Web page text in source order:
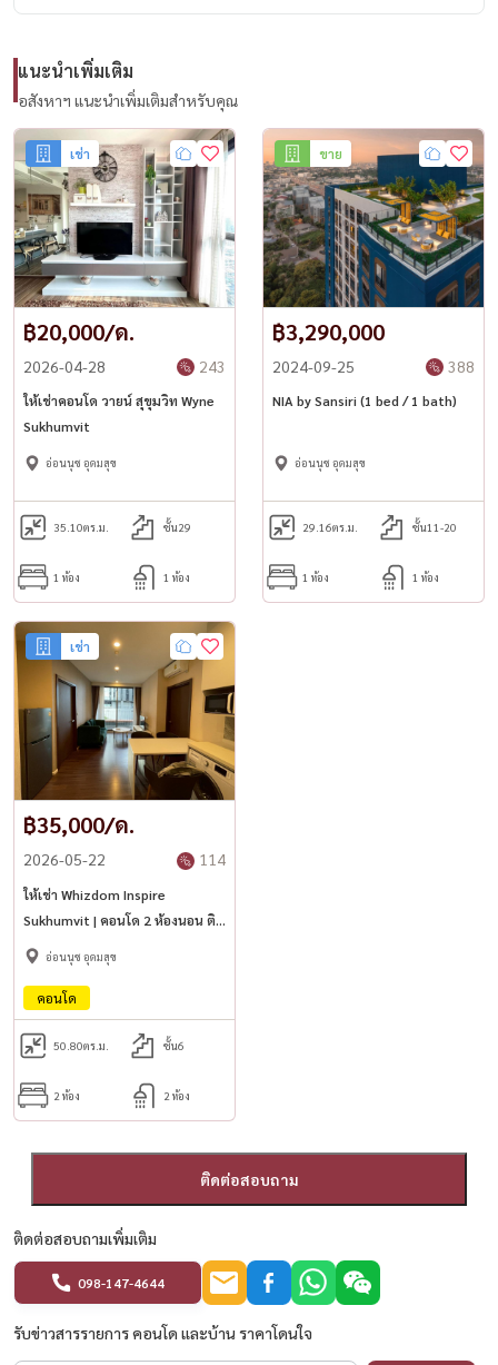
สถานที่ใกล้เคียง
• BTS ปุณณวิถี
• MRT สวนหลวง ร.9
• True Digital Park
• ซีคอนสแควร์ ศรีนครินทร์
• พาราไดซ์ พาร์ค
• เซ็นทรัล บางนา
• 7-Eleven
━━━━━━━━━━━━━━
📞 นัดชมบ้านส่วนตัว (Private Viewing)
📞 Call / WhatsApp : +66 (0)90-993-5832
💬 Line : @housewa
✉️ Email :namthip@housewathailand.com
🌐 Website : housewathailand.com
Housewa Thailand
Where Your Dream Home Awaits
#บ้านเช่าอุดมสุข #บ้านเช่าปุณณวิถี #PetFriendlyHouse #ทาวน์โฮมให้
เช่า #บ้านเช่าใกล้BTS #บ้านเช่าบางนา #HousewaThailand
แนะนำเพิ่มเติม
อสังหาฯ แนะนำเพิ่มเติมสำหรับคุณ
เช่า
฿20,000/ด.
2026-04-28 243
ให้เช่าคอนโด วายน์ สุขุมวิท Wyne
Sukhumvit
อ่อนนุช อุดมสุข
35.10ตร.ม. ชั้น29
1 ห้อง 1 ห้อง
ขาย
฿3,290,000
2024-09-25 388
NIA by Sansiri (1 bed / 1 bath)
อ่อนนุช อุดมสุข
29.16ตร.ม. ชั้น11-20
1 ห้อง 1 ห้อง
เช่า
฿35,000/ด.
2026-05-22 114
ให้เช่า Whizdom Inspire
Sukhumvit | คอนโด 2 ห้องนอน ติด
BTS ปุณณวิถี ✨
อ่อนนุช อุดมสุข
คอนโด
50.80ตร.ม. ชั้น6
2 ห้อง 2 ห้อง
ติดต่อสอบถาม
ติดต่อสอบถามเพิ่มเติม
098-147-4644
รับข่าวสารรายการ คอนโด และบ้าน ราคาโดนใจ